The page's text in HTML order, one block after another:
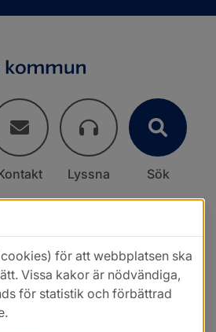
Lyssna Sök
för att webbplatsen ska
Vissa kakor är nödvändiga,
för statistik och förbättrad